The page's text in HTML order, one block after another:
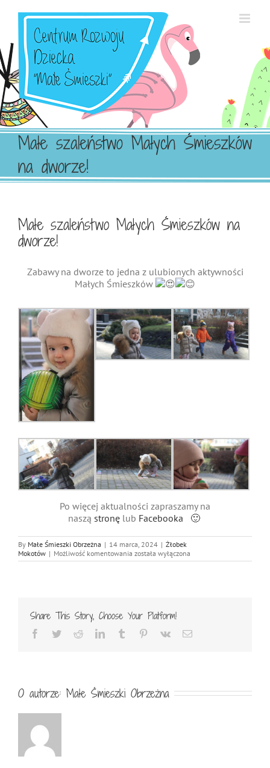
zawartości
Małe szaleństwo Małych Śmieszków
na dworze!
Małe szaleństwo Małych Śmieszków na
dworze!
Zabawy na dworze to jedna z ulubionych aktywności
Małych Śmieszków
Po więcej aktualności zapraszamy na
naszą stronęlub Facebooka 🙂
By Małe Śmieszki Obrzeżna | 14 marca, 2024 | Żłobek
Mokotów | Możliwość komentowania Małe
szaleństwo
została wyłączona
Share This Story, Choose Your Platform!
Facebook
TwitterRedditLinkedInTumblr Pinterest
Vk Email
O autorze: Małe Śmieszki Obrzeżna